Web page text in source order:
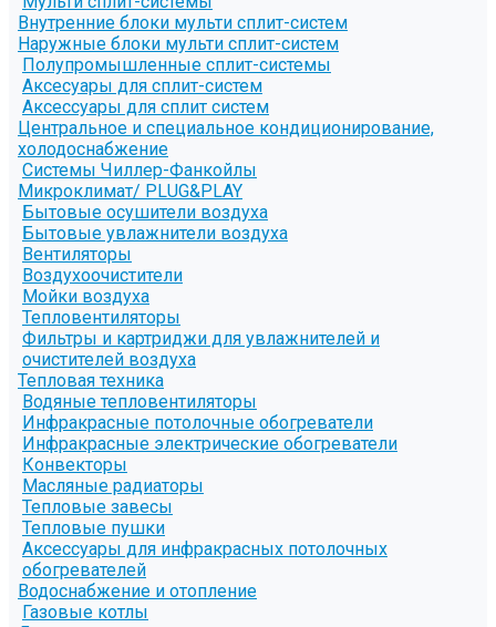
Внутренние блоки мульти сплит-систем
Наружные блоки мульти сплит-систем
Полупромышленные сплит-системы
Аксесуары для сплит-систем
Аксессуары для сплит систем
Центральное и специальное кондиционирование,
холодоснабжение
Системы Чиллер-Фанкойлы
Микроклимат/ PLUG&PLAY
Бытовые осушители воздуха
Бытовые увлажнители воздуха
Вентиляторы
Воздухоочистители
Мойки воздуха
Тепловентиляторы
Фильтры и картриджи для увлажнителей и
очистителей воздуха
Тепловая техника
Водяные тепловентиляторы
Инфракрасные потолочные обогреватели
Инфракрасные электрические обогреватели
Конвекторы
Масляные радиаторы
Тепловые завесы
Тепловые пушки
Аксессуары для инфракрасных потолочных
обогревателей
Водоснабжение и отопление
Газовые котлы